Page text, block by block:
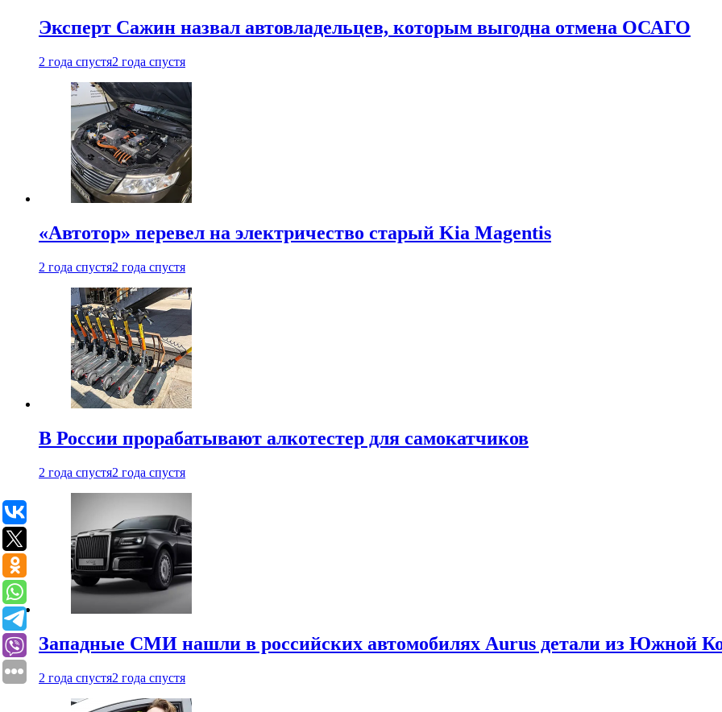
Эксперт Сажин назвал автовладельцев, которым выгодна отмена ОСАГО
2 года спустя2 года спустя
«Автотор» перевел на электричество старый Kia Magentis
2 года спустя2 года спустя
В России прорабатывают алкотестер для самокатчиков
2 года спустя2 года спустя
Западные СМИ нашли в российских автомобилях Aurus детали из Южной
2 года спустя2 года спустя